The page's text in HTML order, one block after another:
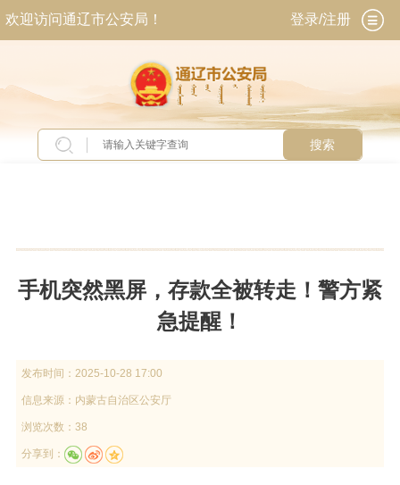
欢迎访问通辽市公安局！ 登录/注册
搜索
手机突然黑屏，存款全被转走！警方紧
急提醒！
发布时间： 2025-10-28 17:00
信息来源： 内蒙古自治区公安厅
浏览次数：38
分享到：